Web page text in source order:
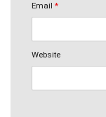
Email *
Website